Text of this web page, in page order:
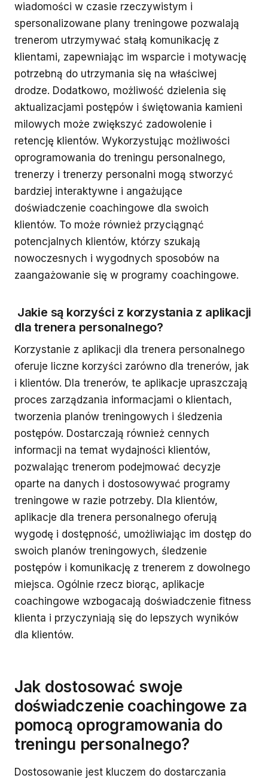
wiadomości w czasie rzeczywistym i
spersonalizowane plany treningowe pozwalają
trenerom utrzymywać stałą komunikację z
klientami, zapewniając im wsparcie i motywację
potrzebną do utrzymania się na właściwej
drodze. Dodatkowo, możliwość dzielenia się
aktualizacjami postępów i świętowania kamieni
milowych może zwiększyć zadowolenie i
retencję klientów. Wykorzystując możliwości
oprogramowania do treningu personalnego,
trenerzy i trenerzy personalni mogą stworzyć
bardziej interaktywne i angażujące
doświadczenie coachingowe dla swoich
klientów. To może również przyciągnąć
potencjalnych klientów, którzy szukają
nowoczesnych i wygodnych sposobów na
zaangażowanie się w programy coachingowe.
Jakie są korzyści z korzystania z aplikacji
dla trenera personalnego?
Korzystanie z aplikacji dla trenera personalnego
oferuje liczne korzyści zarówno dla trenerów, jak
i klientów. Dla trenerów, te aplikacje upraszczają
proces zarządzania informacjami o klientach,
tworzenia planów treningowych i śledzenia
postępów. Dostarczają również cennych
informacji na temat wydajności klientów,
pozwalając trenerom podejmować decyzje
oparte na danych i dostosowywać programy
treningowe w razie potrzeby. Dla klientów,
aplikacje dla trenera personalnego oferują
wygodę i dostępność, umożliwiając im dostęp do
swoich planów treningowych, śledzenie
postępów i komunikację z trenerem z dowolnego
miejsca. Ogólnie rzecz biorąc, aplikacje
coachingowe wzbogacają doświadczenie fitness
klienta i przyczyniają się do lepszych wyników
dla klientów.
Jak dostosować swoje
doświadczenie coachingowe za
pomocą oprogramowania do
treningu personalnego?
Dostosowanie jest kluczem do dostarczania